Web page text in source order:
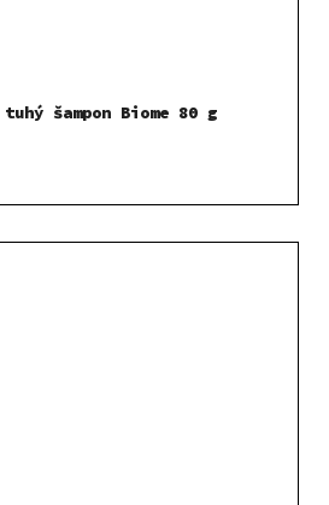
šampon Biome 80 g